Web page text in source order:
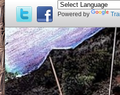
Powered by